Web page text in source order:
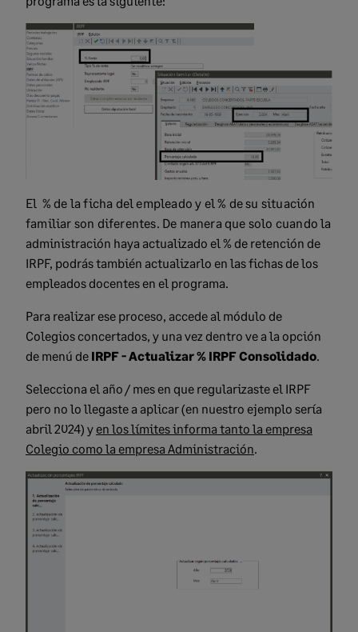
El % de la ficha del empleado y el % de su situación
familiar son diferentes. De manera que solo cuandola
administración haya actualizado el % de retención de
IRPF, podrás también actualizarlo en las fichas de los
empleados docentes en el programa.
Para realizar ese proceso, accede al módulo de
Colegios concertados, y una vez dentro ve a la opción
de menú de IRPF - Actualizar % IRPF Consolidado.
Selecciona el año / mes en que regularizaste el IRPF
pero no lo llegaste a aplicar (en nuestro ejemplo sería
abril 2024) y en los límites informa tanto la empresa
Colegio como la empresa Administración.